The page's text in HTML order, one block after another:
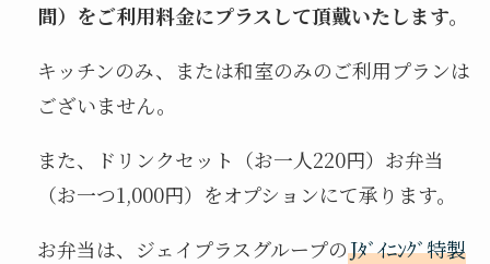
間）をご利用料金にプラスして頂戴いたします。
キッチンのみ、または和室のみのご利用プランは
ございません。
また、ドリンクセット（お一人220円）お弁当
（お一つ1,000円）をオプションにて承ります。
お弁当は、ジェイプラスグループのJﾀﾞｲﾆﾝｸﾞ特製